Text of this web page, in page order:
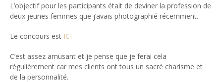
L’objectif pour les participants était de deviner la profession de
deux jeunes femmes que j’avais photographié récemment.
Le concours est ICI
C’est assez amusant et je pense que je ferai cela
régulièrement car mes clients ont tous un sacré charisme et
de la personnalité.